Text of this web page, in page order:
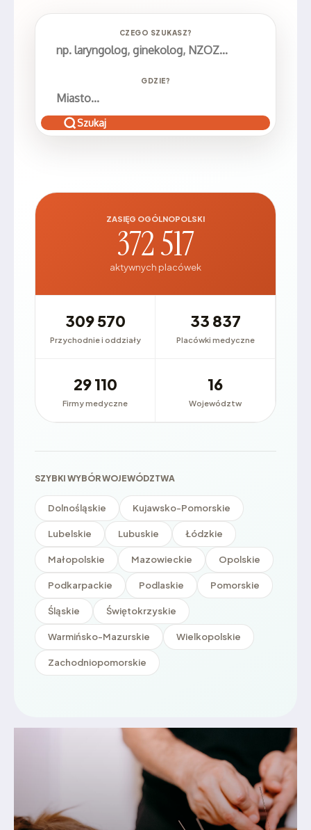
CZEGO SZUKASZ?
GDZIE?
Szukaj
ZASIĘG OGÓLNOPOLSKI
372 517
aktywnych placówek
309 570
Przychodnie i oddziały
33 837
Placówki medyczne
29 110
Firmy medyczne
16
Województw
SZYBKI WYBÓR WOJEWÓDZTWA
Dolnośląskie Kujawsko-Pomorskie
Lubelskie Lubuskie Łódzkie
Małopolskie Mazowieckie Opolskie
Podkarpackie Podlaskie Pomorskie
Śląskie Świętokrzyskie
Warmińsko-Mazurskie Wielkopolskie
Zachodniopomorskie